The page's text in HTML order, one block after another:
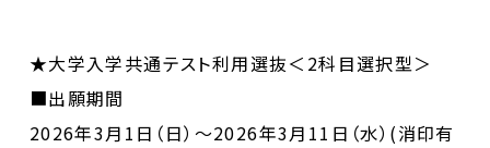
★大学入学共通テスト利用選抜＜2科目選択型＞
■出願期間
2026年3月1日（日）～2026年3月11日（水）(消印有